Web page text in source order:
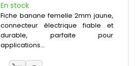
En stock
Fiche banane femelle 2mm jaune,
connecteur électrique fiable et
durable, parfaite pour
applications...